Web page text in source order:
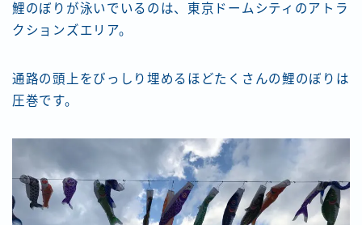
鯉のぼりが泳いでいるのは、東京ドームシティのアトラ
クションズエリア。
通路の頭上をびっしり埋めるほどたくさんの鯉のぼりは
圧巻です。